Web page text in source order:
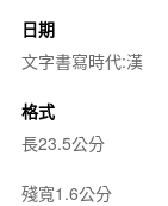
日期
文字書寫時代:漢
格式
長23.5公分
殘寬1.6公分